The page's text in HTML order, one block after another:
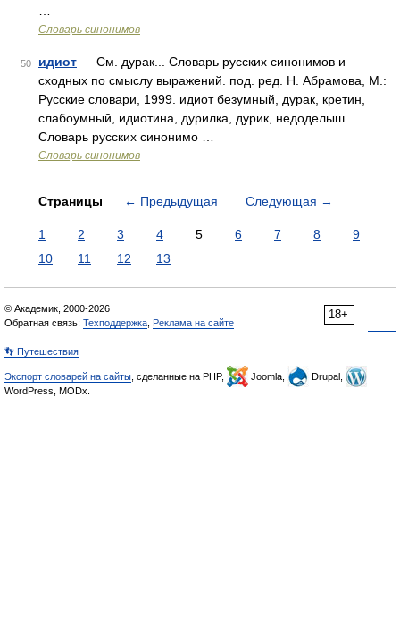
Словарь синонимов
50 идиот — См. дурак... Словарь русских синонимов и
сходных по смыслу выражений. под. ред. Н. Абрамова, М.:
Русские словари, 1999. идиот безумный, дурак, кретин,
слабоумный, идиотина, дурилка, дурик, недоделыш
Словарь русских синонимо …
Словарь синонимов
Страницы ← Предыдущая Следующая →
1 2 3 4 5 6 7 8
9
10
11 12 13
18+
© Академик, 2000-2026
Обратная связь: Техподдержка Реклама на сайте
👣 Путешествия
Экспорт словарей на сайты , сделанные на PHP, Joomla,
Drupal,
WordPress, MODx.